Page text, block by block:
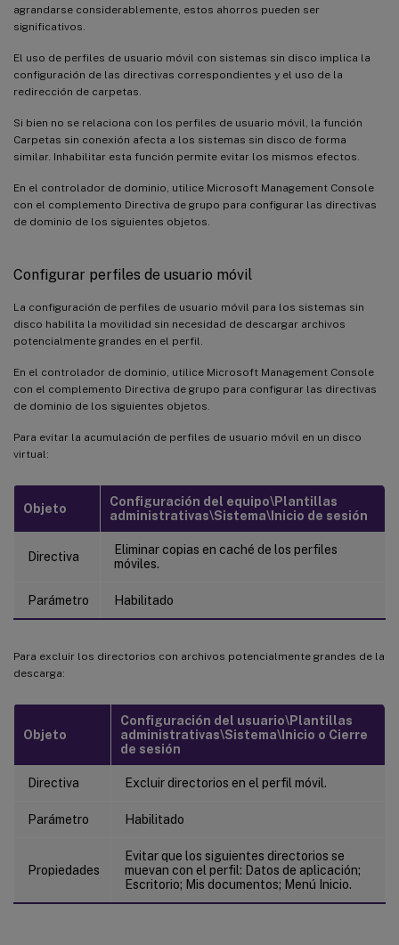
agrandarse considerablemente, estos ahorros pueden ser
significativos.
El uso de perfiles de usuario móvil con sistemas sin disco implica la
configuración de las directivas correspondientes y el uso de la
redirección de carpetas.
Si bien no se relaciona con los perfiles de usuario móvil, la función
Carpetas sin conexión afecta a los sistemas sin disco de forma
similar. Inhabilitar esta función permite evitar los mismos efectos.
En el controlador de dominio, utilice Microsoft Management Console
con el complemento Directiva de grupo para configurar las directivas
de dominio de los siguientes objetos.
Configurar perfiles de usuario móvil
La configuración de perfiles de usuario móvil para los sistemas sin
disco habilita la movilidad sin necesidad de descargar archivos
potencialmente grandes en el perfil.
En el controlador de dominio, utilice Microsoft Management Console
con el complemento Directiva de grupo para configurar las directivas
de dominio de los siguientes objetos.
Para evitar la acumulación de perfiles de usuario móvil en un disco
virtual:
Objeto
Configuración del equipo\Plantillas
administrativas\Sistema\Inicio de sesión
Directiva
Eliminar copias en caché de los perfiles
móviles.
Parámetro Habilitado
Para excluir los directorios con archivos potencialmente grandes de la
descarga:
Objeto
Configuración del usuario\Plantillas
administrativas\Sistema\Inicio o Cierre
de sesión
Directiva Excluir directorios en el perfil móvil.
Parámetro Habilitado
Propiedades
Evitar que los siguientes directorios se
muevan con el perfil: Datos de aplicación;
Escritorio; Mis documentos; Menú Inicio.